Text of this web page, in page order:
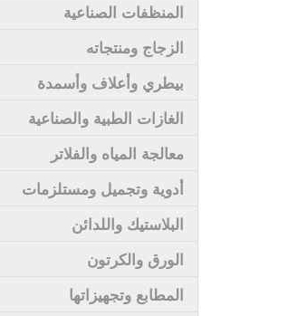
المنظفات الصناعية
الزجاج ومنتجاته
بيطري وأعلاف وأسمدة
الغازات الطبية والصناعية
معالجة المياه والفلاتر
أدوية وتجميل ومستلزمات
البلاستيك واللدائن
الورق والكرتون
المطابع وتجهيزاتها